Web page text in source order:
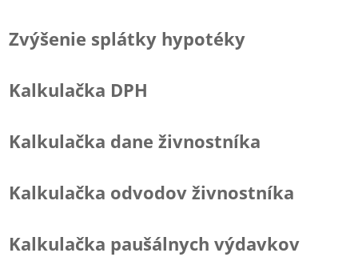
Zvýšenie splátky hypotéky
Kalkulačka DPH
Kalkulačka dane živnostníka
Kalkulačka odvodov živnostníka
Kalkulačka paušálnych výdavkov